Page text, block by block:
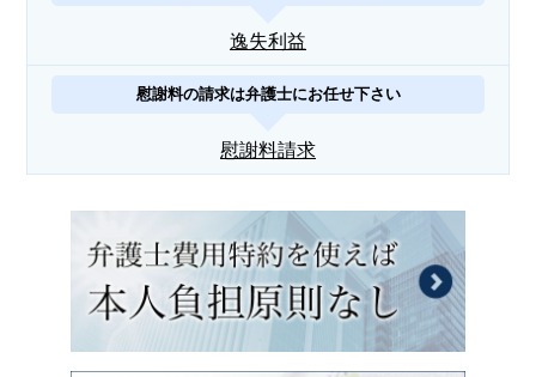
逸失利益
慰謝料の請求は弁護士にお任せ下さい
慰謝料請求